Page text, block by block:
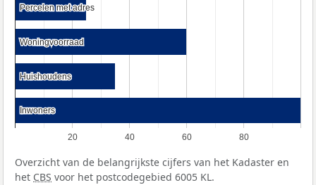
20 40 60 80
Percelen met adres
Percelen met adres
Woningvoorraad
Woningvoorraad
Huishoudens
Huishoudens
Inwoners
Inwoners
Overzicht van de belangrijkste cijfers van het Kadaster en
het CBS voor het postcodegebied 6005 KL.